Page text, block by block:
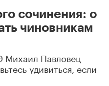
сочинения: о
чиновникам
Павловец
удивиться, если